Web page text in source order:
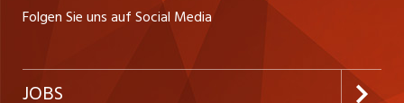
Folgen Sie uns auf Social Media
JOBS